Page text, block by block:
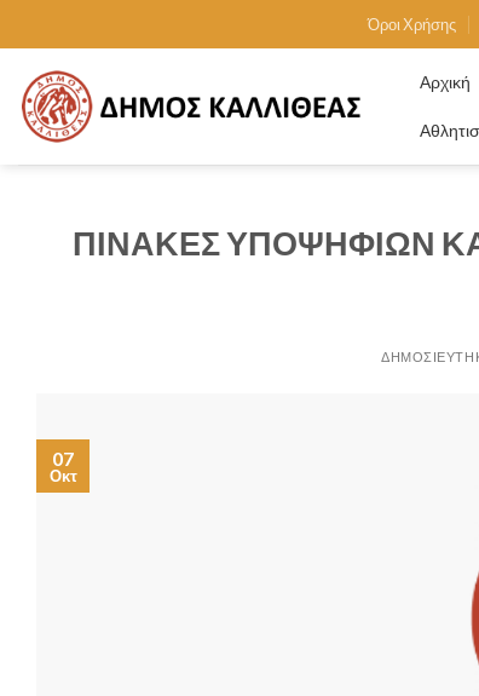
to
content
Όροι Χρήσης
Αρχική
ΠΙΝΑΚΕΣ ΥΠΟΨΗΦΙΩΝ
07
Οκτ